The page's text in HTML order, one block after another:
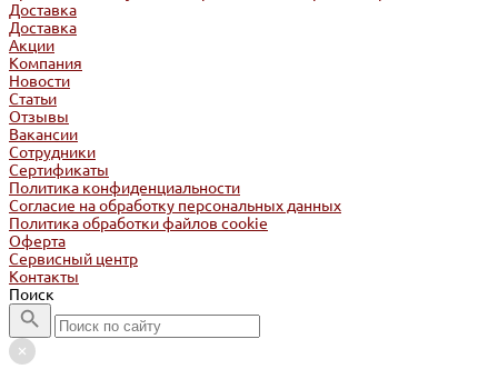
Доставка
Доставка
Акции
Компания
Новости
Статьи
Отзывы
Вакансии
Сотрудники
Сертификаты
Политика конфиденциальности
Согласие на обработку персональных данных
Политика обработки файлов cookie
Оферта
Сервисный центр
Контакты
Поиск